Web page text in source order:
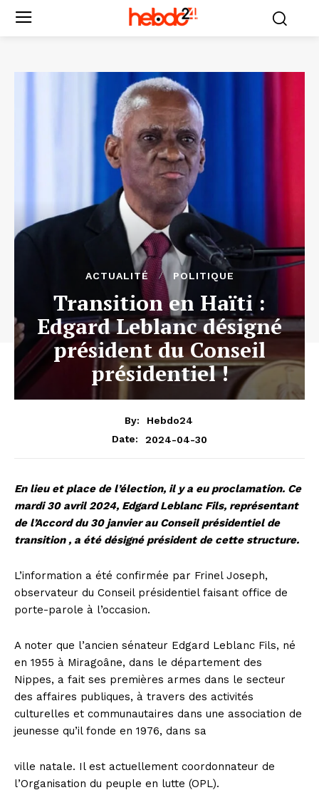
ACTUALITÉ POLITIQUE
Transition en Haïti :
Edgard Leblanc désigné
président du Conseil
présidentiel !
By:
Hebdo24
Date:
2024-04-30
En lieu et place de l’élection, il y a eu proclamation. Ce
mardi 30 avril 2024, Edgard Leblanc Fils, représentant
de l’Accord du 30 janvier au Conseil présidentiel de
transition , a été désigné président de cette structure.
L’information a été confirmée par Frinel Joseph,
observateur du Conseil présidentiel faisant office de
porte-parole à l’occasion.
A noter que l’ancien sénateur Edgard Leblanc Fils, né
en 1955 à Miragoâne, dans le département des
Nippes, a fait ses premières armes dans le secteur
des affaires publiques, à travers des activités
culturelles et communautaires dans une association de
jeunesse qu’il fonde en 1976, dans sa
ville natale. Il est actuellement coordonnateur de
l’Organisation du peuple en lutte (OPL).